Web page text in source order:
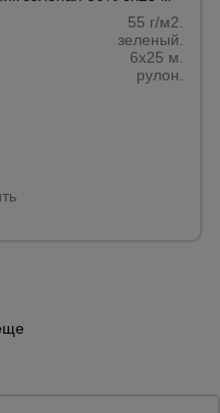
55 г/м2.
зеленый.
6x25 м.
рулон.